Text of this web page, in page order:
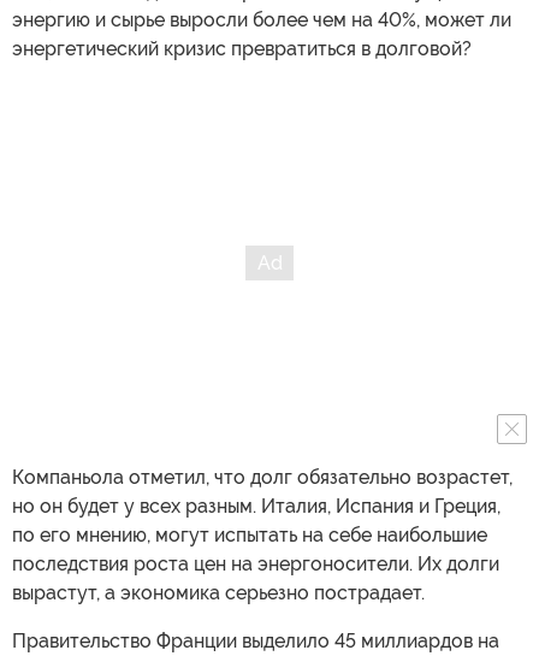
энергию и сырье выросли более чем на 40%, может ли
энергетический кризис превратиться в долговой?
Компаньола отметил, что долг обязательно возрастет,
но он будет у всех разным. Италия, Испания и Греция,
по его мнению, могут испытать на себе наибольшие
последствия роста цен на энергоносители. Их долги
вырастут, а экономика серьезно пострадает.
Правительство Франции выделило 45 миллиардов на